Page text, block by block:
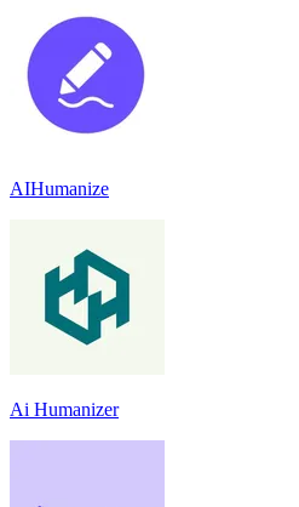
AIHumanize
Ai Humanizer